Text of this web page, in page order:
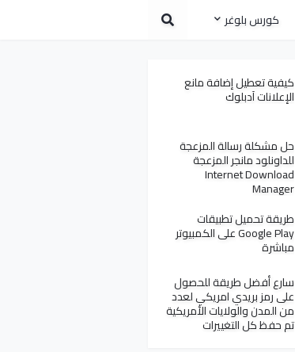
كورس بلوغر
كيفية تعطيل إضافة مانع
الإعلانات آدبلوك
حل مشكلة رسالة المزعجة
للداونلود مانجر المزعجة
Internet Download
Manager
طريقة تحميل تطبيقات
Google Play على الكمبيوتر
مباشرة
سارع أفضل طريقة للحصول
على رمز بريدي امريكي لعدد
من المدن والولايات الأمريكية
تم حفظ كل التغييرات